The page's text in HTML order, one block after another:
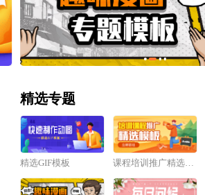
精选专题
精选GIF模板 课程培训推广精选模板